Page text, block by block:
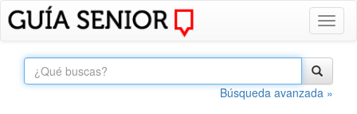
Búsqueda avanzada »